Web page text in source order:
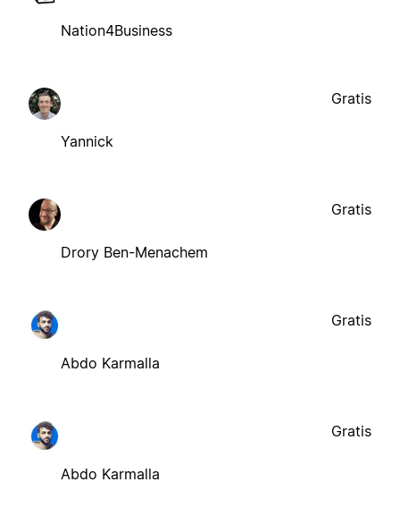
Nation4Business
Yannick
Gratis
Drory Ben-Menachem
Gratis
Abdo Karmalla
Gratis
Abdo Karmalla
Gratis